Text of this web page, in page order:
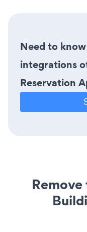
Need to
integrations
Reservation